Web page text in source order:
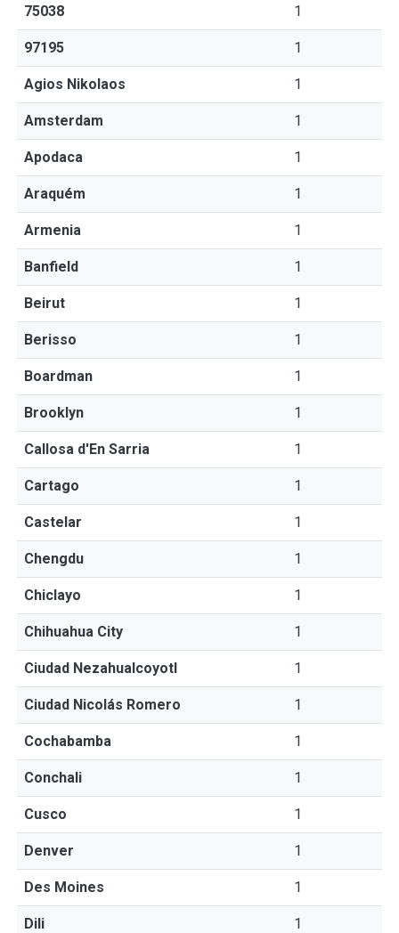
75038 1
97195 1
Agios Nikolaos 1
Amsterdam 1
Apodaca 1
Araquém 1
Armenia 1
Banfield 1
Beirut 1
Berisso 1
Boardman 1
Brooklyn 1
Callosa d'En Sarria 1
Cartago 1
Castelar 1
Chengdu 1
Chiclayo 1
Chihuahua City 1
Ciudad Nezahualcoyotl 1
Ciudad Nicolás Romero 1
Cochabamba 1
Conchali 1
Cusco 1
Denver 1
Des Moines 1
Dili 1